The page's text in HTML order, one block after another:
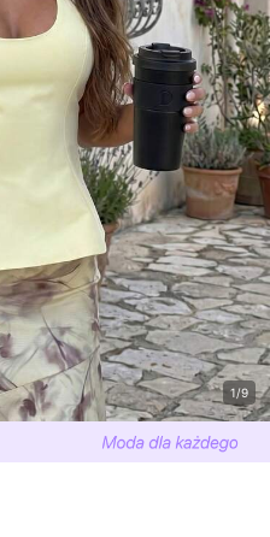
1/9